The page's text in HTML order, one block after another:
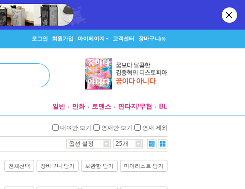
로그인 회원가입 마이페이지 고객센터 장바구니(0)
일반 만화 로맨스 판타지/무협 BL
대여만 보기 연재만 보기 연재 제외
옵션 설정 25개
전체선택 장바구니 담기 보관함 담기 마이리스트 담기